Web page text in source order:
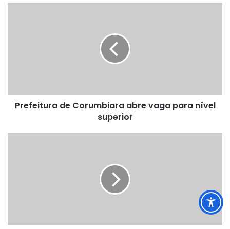
Prefeitura de Corumbiara abre vaga para nível
superior
7,8